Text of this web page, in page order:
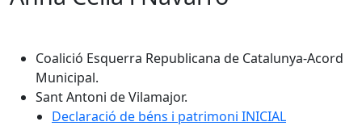
Coalició Esquerra Republicana de Catalunya-Acord
Municipal.
Sant Antoni de Vilamajor.
Declaració de béns i patrimoni INICIAL